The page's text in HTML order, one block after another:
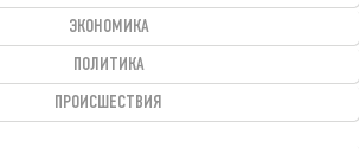
ЭКОНОМИКА
ПОЛИТИКА
ПРОИСШЕСТВИЯ